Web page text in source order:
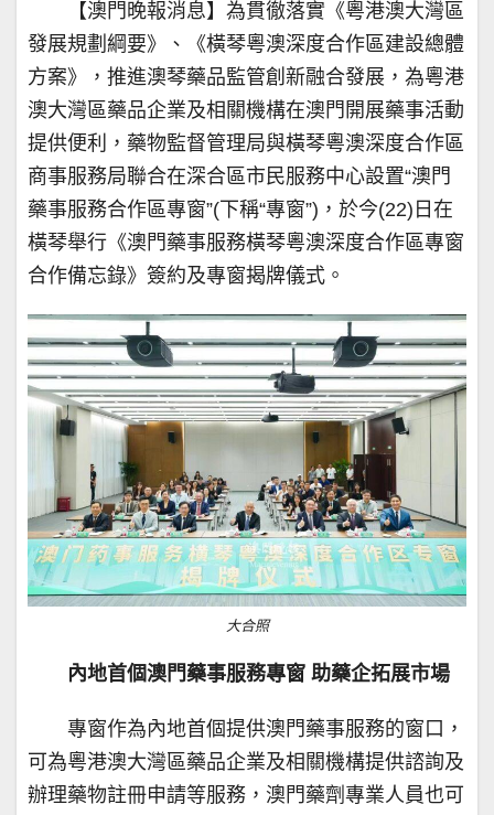
【澳門晚報消息】為貫徹落實《粵港澳大灣區
發展規劃綱要》、《橫琴粵澳深度合作區建設總體
方案》，推進澳琴藥品監管創新融合發展，為粵港
澳大灣區藥品企業及相關機構在澳門開展藥事活動
提供便利，藥物監督管理局與橫琴粵澳深度合作區
商事服務局聯合在深合區市民服務中心設置“澳門
藥事服務合作區專窗”(下稱“專窗”)，於今(22)日在
橫琴舉行《澳門藥事服務橫琴粵澳深度合作區專窗
合作備忘錄》簽約及專窗揭牌儀式。
大合照
內地首個澳門藥事服務專窗 助藥企拓展市場
專窗作為內地首個提供澳門藥事服務的窗口，
可為粵港澳大灣區藥品企業及相關機構提供諮詢及
辦理藥物註冊申請等服務，澳門藥劑專業人員也可